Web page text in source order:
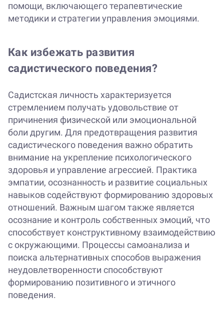
помощи, включающего терапевтические
методики и стратегии управления эмоциями.
Как избежать развития
садистического поведения?
Садистская личность характеризуется
стремлением получать удовольствие от
причинения физической или эмоциональной
боли другим. Для предотвращения развития
садистического поведения важно обратить
внимание на укрепление психологического
здоровья и управление агрессией. Практика
эмпатии, осознанность и развитие социальных
навыков содействуют формированию здоровых
отношений. Важным шагом также является
осознание и контроль собственных эмоций, что
способствует конструктивному взаимодействию
с окружающими. Процессы самоанализа и
поиска альтернативных способов выражения
неудовлетворенности способствуют
формированию позитивного и этичного
поведения.